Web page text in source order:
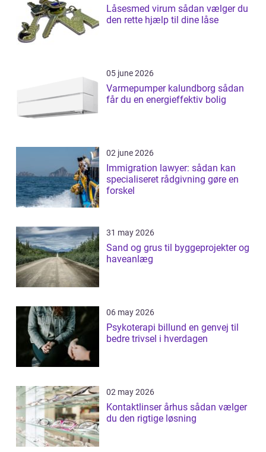
Låsesmed virum sådan vælger du
den rette hjælp til dine låse
05 june 2026
Varmepumper kalundborg sådan
får du en energieffektiv bolig
02 june 2026
Immigration lawyer: sådan kan
specialiseret rådgivning gøre en
forskel
31 may 2026
Sand og grus til byggeprojekter og
haveanlæg
06 may 2026
Psykoterapi billund en genvej til
bedre trivsel i hverdagen
02 may 2026
Kontaktlinser århus sådan vælger
du den rigtige løsning